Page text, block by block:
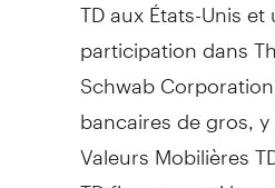
participation dans
Schwab
bancaires de gros,
Valeurs Mobilières